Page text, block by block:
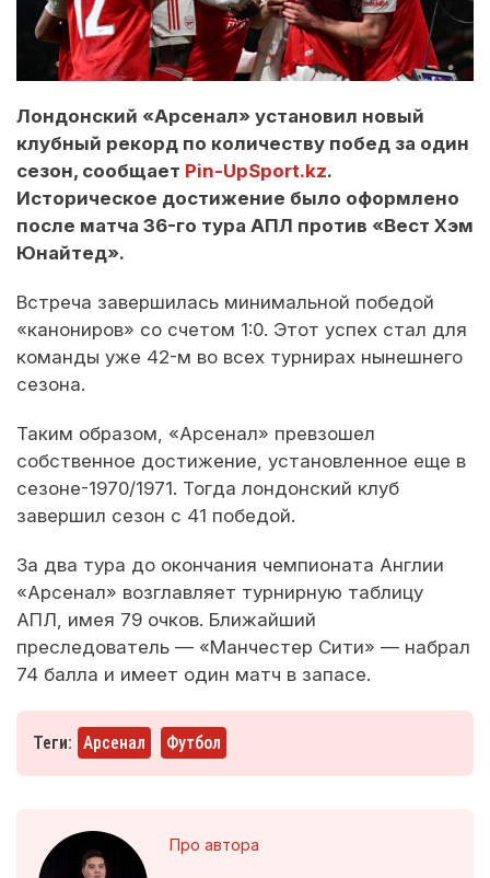
Лондонский «Арсенал» установил новый
клубный рекорд по количеству побед за один
сезон, сообщает Pin-UpSport.kz.
Историческое достижение было оформлено
после матча 36-го тура АПЛ против «Вест Хэм
Юнайтед».
Встреча завершилась минимальной победой
«канониров» со счетом 1:0. Этот успех стал для
команды уже 42-м во всех турнирах нынешнего
сезона.
Таким образом, «Арсенал» превзошел
собственное достижение, установленное еще в
сезоне-1970/1971. Тогда лондонский клуб
завершил сезон с 41 победой.
За два тура до окончания чемпионата Англии
«Арсенал» возглавляет турнирную таблицу
АПЛ, имея 79 очков. Ближайший
преследователь — «Манчестер Сити» — набрал
74 балла и имеет один матч в запасе.
Теги: Арсенал Футбол
Про автора